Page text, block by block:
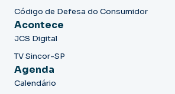
Código de Defesa do Consumidor
Acontece
JCS Digital
TV Sincor-SP
Agenda
Calendário